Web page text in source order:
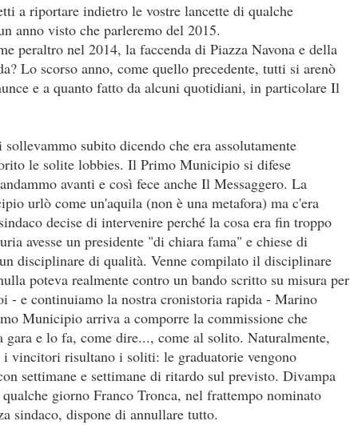
a riportare indietro le vostre lancette di qualche
anno visto che parleremo del 2015.
peraltro nel 2014, la faccenda di Piazza Navona e della
Lo scorso anno, come quello precedente, tutti si arenò
e a quanto fatto da alcuni quotidiani, in particolare Il
subito dicendo che era assolutamente
le solite lobbies. Il Primo Municipio si difese
avanti e così fece anche Il Messaggero. La
urlò come un'aquila (non è una metafora) ma c'era
decise di intervenire perché la cosa era fin troppo
avesse un presidente "di chiara fama" e chiese di
disciplinare di qualità. Venne compilato il disciplinare
poteva realmente contro un bando scritto su misura per
- e continuiamo la nostra cronistoria rapida - Marino
Municipio arriva a comporre la commissione che
gara e lo fa, come dire..., come al solito. Naturalmente,
i vincitori risultano i soliti: le graduatorie vengono
settimane e settimane di ritardo sul previsto. Divampa
giorno Franco Tronca, nel frattempo nominato
sindaco, dispone di annullare tutto.